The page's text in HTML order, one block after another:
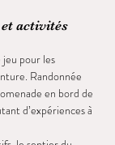
activités
jeu pour les
Randonnée
en bord de
d’expériences à